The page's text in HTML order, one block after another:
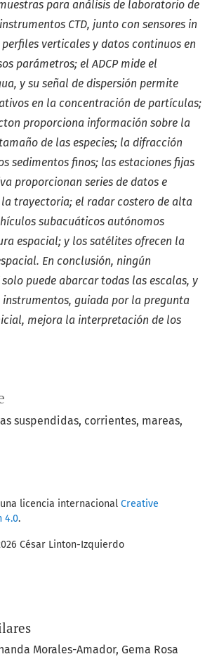
suspendidas corrientes mareas
tras para análisis de laboratorio de
trumentos CTD, junto con sensores in
perfiles verticales y datos continuos en
parámetros; el ADCP mide el
y su señal de dispersión permite
en la concentración de partículas;
proporciona información sobre la
de las especies; la difracción
sedimentos finos; las estaciones fijas
proporcionan series de datos e
trayectoria; el radar costero de alta
subacuáticos autónomos
espacial; y los satélites ofrecen la
En conclusión, ningún
solo puede abarcar todas las escalas, y
instrumentos, guiada por la pregunta
cial, mejora la interpretación de los
licencia internacional Creative
4.0.
César Linton-Izquierdo
Morales-Amador, Gema Rosa